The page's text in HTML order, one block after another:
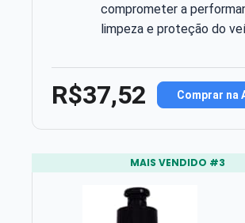
comprometer a
limpeza e proteção do
R$37,52 Comprar na
MAIS VENDIDO #3